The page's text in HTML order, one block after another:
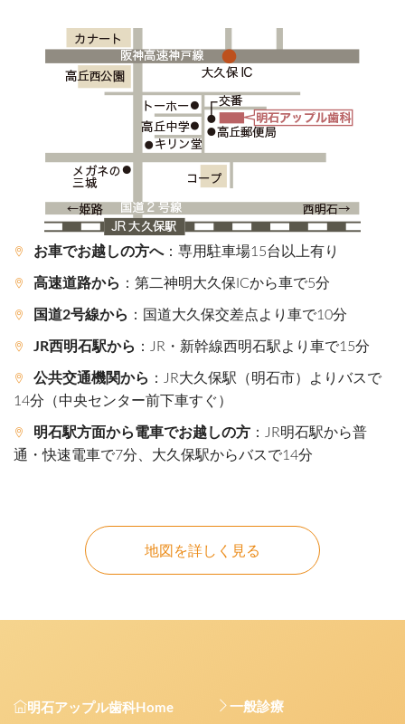
お車でお越しの方へ：専用駐車場15台以上有り
高速道路から ：第二神明大久保ICから車で5分
国道2号線から ：国道大久保交差点より車で10分
JR西明石駅から ：JR・新幹線西明石駅より車で15分
公共交通機関から ：JR大久保駅（明石市）よりバスで
14分（中央センター前下車すぐ）
明石駅方面から電車でお越しの方 ：JR明石駅から普
通・快速電車で7分、大久保駅からバスで14分
地図を詳しく見る
明石アップル歯科Home 一般診療